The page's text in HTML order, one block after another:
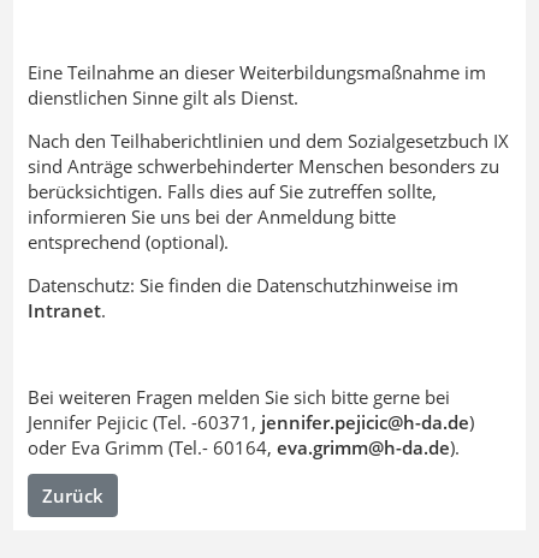
Eine Teilnahme an dieser Weiterbildungsmaßnahme im
dienstlichen Sinne gilt als Dienst.
Nach den Teilhaberichtlinien und dem Sozialgesetzbuch IX
sind Anträge schwerbehinderter Menschen besonders zu
berücksichtigen. Falls dies auf Sie zutreffen sollte,
informieren Sie uns bei der Anmeldung bitte
entsprechend (optional).
Datenschutz: Sie finden die Datenschutzhinweise im
Intranet.
Bei weiteren Fragen melden Sie sich bitte gerne bei
Jennifer Pejicic (Tel. -60371, jennifer.pejicic@h-da.de)
oder Eva Grimm (Tel.- 60164, eva.grimm@h-da.de).
Zurück